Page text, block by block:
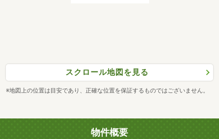
スクロール地図を見る
※地図上の位置は目安であり、正確な位置を保証するものではございません。
物件概要